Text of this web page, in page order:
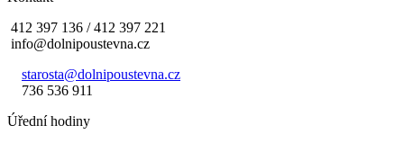
412 397 136 / 412 397 221
info@dolnipoustevna.cz
starosta@dolnipoustevna.cz
736 536 911
Úřední hodiny